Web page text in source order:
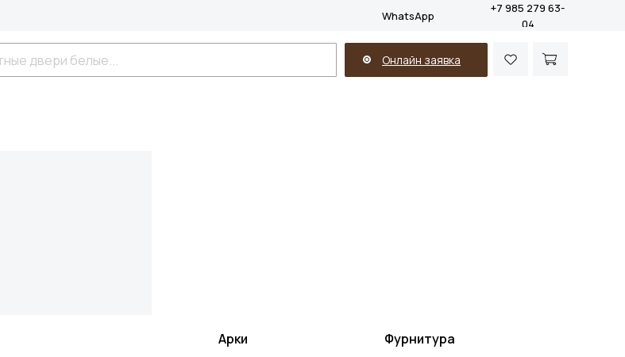
WhatsApp
+7 985 279 63-
04
Онлайн заявка
Фурнитура
Арки